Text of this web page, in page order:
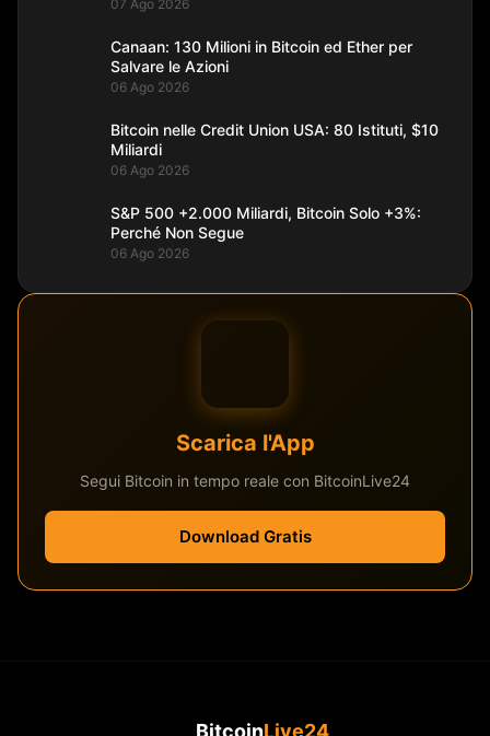
07 Ago 2026
Canaan: 130 Milioni in Bitcoin ed Ether per
Salvare le Azioni
06 Ago 2026
Bitcoin nelle Credit Union USA: 80 Istituti, $10
Miliardi
06 Ago 2026
S&P 500 +2.000 Miliardi, Bitcoin Solo +3%:
Perché Non Segue
06 Ago 2026
Scarica l'App
Segui Bitcoin in tempo reale con BitcoinLive24
Download Gratis
BitcoinLive24